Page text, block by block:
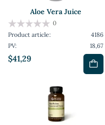
Aloe Vera Juice
$41,29
0
Product article:
4186
PV:
18,67